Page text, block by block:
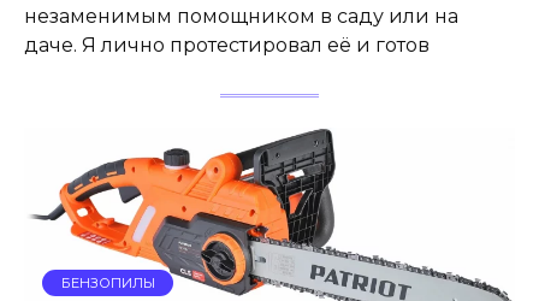
незаменимым помощником в саду или на
даче. Я лично протестировал её и готов
БЕНЗОПИЛЫ